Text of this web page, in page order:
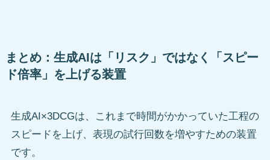
まとめ：生成AIは「リスク」ではなく「スピー
ド倍率」を上げる装置
生成AI×3DCGは、これまで時間がかかっていた工程の
スピードを上げ、表現の試行回数を増やすための装置
です。